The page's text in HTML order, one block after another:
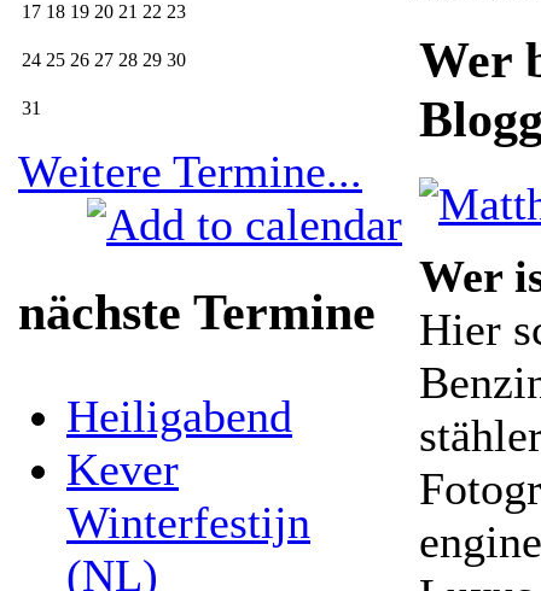
17 18 19 20 21 22 23
24 25 26 27 28 29 30
31
Weitere Termine...
nächste Termine
Heiligabend
Kever
Winterfestijn
(NL)
Wer
Wer
Hier